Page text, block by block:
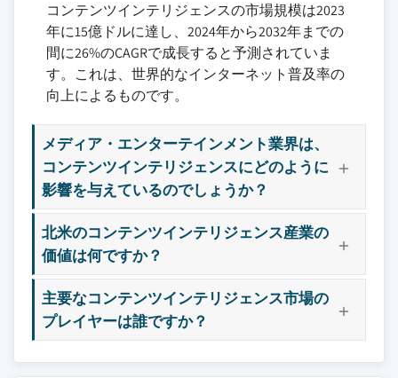
コンテンツインテリジェンスの市場規模は2023
年に15億ドルに達し、2024年から2032年までの
間に26%のCAGRで成長すると予測されていま
す。これは、世界的なインターネット普及率の
向上によるものです。
メディア・エンターテインメント業界は、
コンテンツインテリジェンスにどのように
影響を与えているのでしょうか？
北米のコンテンツインテリジェンス産業の
価値は何ですか？
主要なコンテンツインテリジェンス市場の
プレイヤーは誰ですか？